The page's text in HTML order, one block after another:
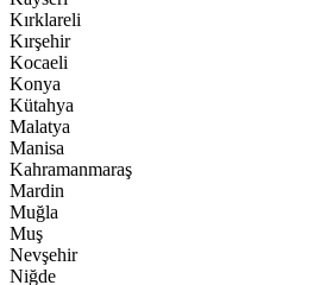
Kırklareli
Kırşehir
Kocaeli
Konya
Kütahya
Malatya
Manisa
Kahramanmaraş
Mardin
Muğla
Muş
Nevşehir
Niğde